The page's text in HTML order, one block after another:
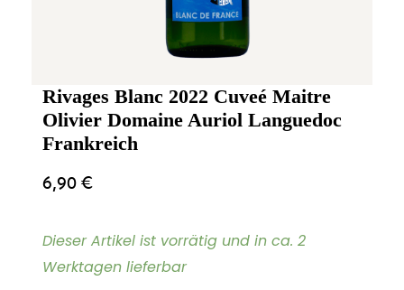
Rivages Blanc 2022 Cuveé Maitre
Olivier Domaine Auriol Languedoc
Frankreich
6,90€
Dieser Artikel ist vorrätig und in ca. 2
Werktagen lieferbar